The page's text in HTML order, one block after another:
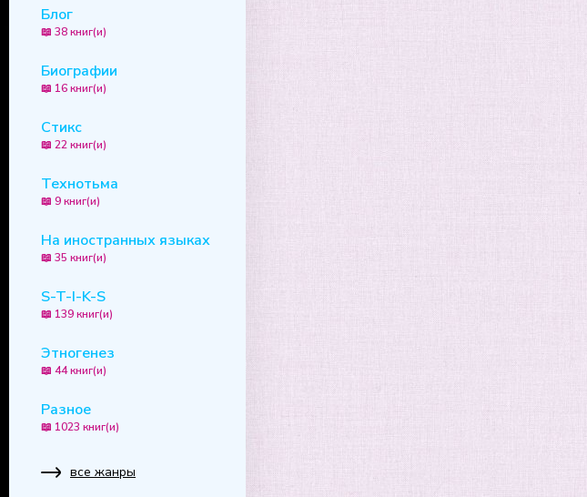
Блог
📖 38 книг(и)
Биографии
📖 16 книг(и)
Стикс
📖 22 книг(и)
Технотьма
📖 9 книг(и)
На иностранных языках
📖 35 книг(и)
S-T-I-K-S
📖 139 книг(и)
Этногенез
📖 44 книг(и)
Разное
📖 1023 книг(и)
все жанры